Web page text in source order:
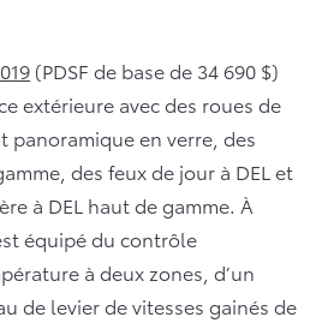
(PDSF de base de 34 690 $)
extérieure avec des roues de
panoramique en verre, des
des feux de jour à DEL et
à DEL haut de gamme. À
équipé du contrôle
à deux zones, d’un
de levier de vitesses gainés de